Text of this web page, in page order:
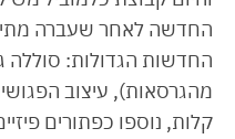
החדשה לאחר שעברה
החדשות הגדולות: סוללה
מהגרסאות), עיצוב
קלות, נוספו כפתורים